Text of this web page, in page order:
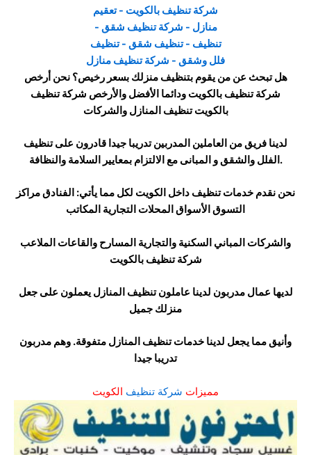
هل تبحث عن من يقوم بتنظيف منزلك بسعر رخيص؟ نحن أرخص
شركة تنظيف بالكويت ودائما الأفضل والأرخص شركة تنظيف
بالكويت تنظيف المنازل والشركات
لدينا فريق من العاملين المدربين تدريبا جيدا قادرون على تنظيف
الفلل والشقق و المبانى مع الالتزام بمعايير السلامة والنظافة.
نحن نقدم خدمات تنظيف داخل الكويت لكل مما يأتي: الفنادق مراكز
التسوق الأسواق المحلات التجارية المكاتب
والشركات المباني السكنية والتجارية المسارح والقاعات الملاعب
شركة تنظيف بالكويت
لديها عمال مدربون لدينا عاملون تنظيف المنازل يعملون على جعل
منزلك جميل
وأنيق مما يجعل لدينا خدمات تنظيف المنازل متفوقة. وهم مدربون
تدريبا جيدا
مميزات شركة تنظيف الكويت